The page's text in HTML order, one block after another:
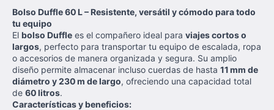
Bolso Duffle 60 L – Resistente, versátil y cómodo para todo
tu equipo
El bolso Duffle es el compañero ideal para viajes cortos o
largos, perfecto para transportar tu equipo de escalada, ropa
o accesorios de manera organizada y segura. Su amplio
diseño permite almacenar incluso cuerdas de hasta 11 mm de
diámetro y 230 m de largo, ofreciendo una capacidad total
de 60 litros.
Características y beneficios: